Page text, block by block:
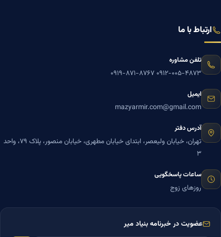
ارتباط با ما
تلفن مشاوره
۰۹۱۲-۰۰۵-۴۸۷۳ ۰۹۱۹-۸۷۱-۸۷۶۷
ایمیل
mazyarmir.com@gmail.com
آدرس دفتر
تهران، خیابان ولیعصر، ابتدای خیابان مطهری، خیابان منصور، پلاک ۷۹، واحد
۳
ساعات پاسخگویی
روزهای زوج
عضویت در خبرنامه بنیاد میر